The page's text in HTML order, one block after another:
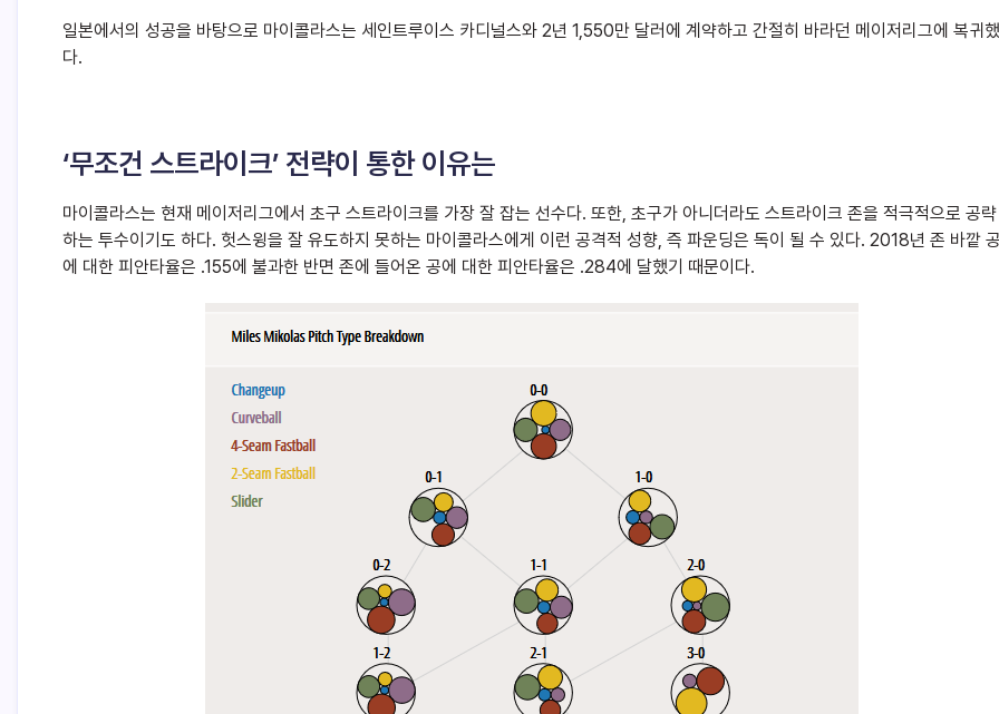
일본에서의 성공을 바탕으로 마이콜라스는 세인트루이스 카디널스와 2년 1,550만 달러에 계약하고 간절히 바라던 메이저리그에 복귀했
다.
‘무조건 스트라이크’ 전략이 통한 이유는
마이콜라스는 현재 메이저리그에서 초구 스트라이크를 가장 잘 잡는 선수다. 또한, 초구가 아니더라도 스트라이크 존을 적극적으로 공략
하는 투수이기도 하다. 헛스윙을 잘 유도하지 못하는 마이콜라스에게 이런 공격적 성향, 즉 파운딩은 독이 될 수 있다. 2018년 존 바깥
에 대한 피안타율은 .155에 불과한 반면 존에 들어온 공에 대한 피안타율은 .284에 달했기 때문이다.